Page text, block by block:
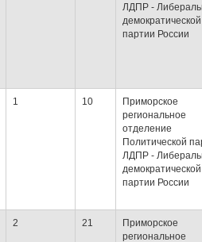
ЛДПР -
демократической
партии России
1 10
Приморское
региональное
отделение
Политической
ЛДПР -
демократической
партии России
2 21
Приморское
региональное